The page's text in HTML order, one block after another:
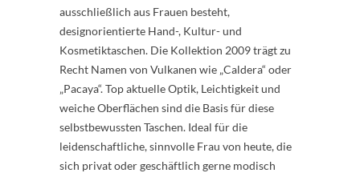
ausschließlich aus Frauen besteht,
designorientierte Hand-, Kultur- und
Kosmetiktaschen. Die Kollektion 2009 trägt zu
Recht Namen von Vulkanen wie „Caldera“ oder
„Pacaya“. Top aktuelle Optik, Leichtigkeit und
weiche Oberflächen sind die Basis für diese
selbstbewussten Taschen. Ideal für die
leidenschaftliche, sinnvolle Frau von heute, die
sich privat oder geschäftlich gerne modisch